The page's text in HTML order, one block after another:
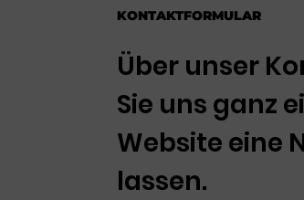
KONTAKTFORMULAR
Über unser
Sie uns ganz
Website eine
lassen.